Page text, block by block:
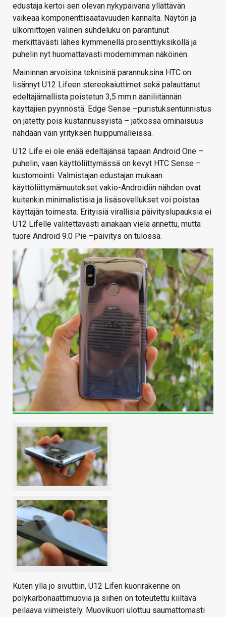
edustaja kertoi sen olevan nykypäivänä yllättävän
vaikeaa komponenttisaatavuuden kannalta. Näytön ja
ulkomittojen välinen suhdeluku on parantunut
merkittävästi lähes kymmenellä prosenttiyksiköllä ja
puhelin nyt huomattavasti modernimman näköinen.
Maininnan arvoisina teknisinä parannuksina HTC on
lisännyt U12 Lifeen stereokaiuttimet sekä palauttanut
edeltäjämallista poistetun 3,5 mm:n ääniliitännän
käyttäjien pyynnöstä. Edge Sense –puristuksentunnistus
on jätetty pois kustannussyistä – jatkossa ominaisuus
nähdään vain yrityksen huippumalleissa.
U12 Life ei ole enää edeltäjänsä tapaan Android One –
puhelin, vaan käyttöliittymässä on kevyt HTC Sense –
kustomointi. Valmistajan edustajan mukaan
käyttöliittymämuutokset vakio-Androidiin nähden ovat
kuitenkin minimalistisia ja lisäsovellukset voi poistaa
käyttäjän toimesta. Erityisiä virallisia päivityslupauksia ei
U12 Lifelle valitettavasti ainakaan vielä annettu, mutta
tuore Android 9.0 Pie –päivitys on tulossa.
Kuten yllä jo sivuttiin, U12 Lifen kuorirakenne on
polykarbonaattimuovia ja siihen on toteutettu kiiltävä
peilaava viimeistely. Muovikuori ulottuu saumattomasti